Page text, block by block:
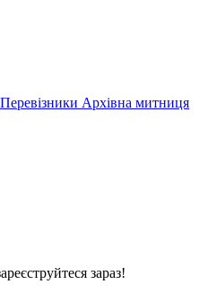
Перевізники Архівна митниця
зараз!